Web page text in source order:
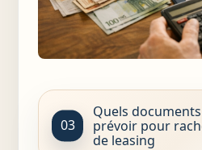
Quels
prévoir pour
de leasing